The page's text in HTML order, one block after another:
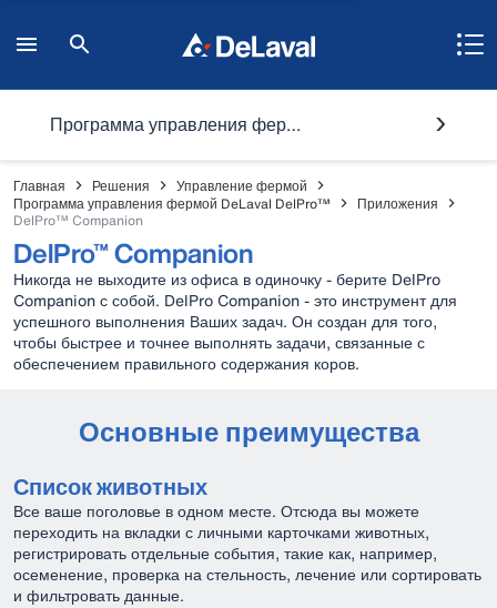
Программа управления фермой DeLaval DelPro™
Главная Решения
Управление фермой
Программа управления фермой DeLaval DelPro™
Приложения
DelPro™ Companion
DelPro™ Companion
Никогда не выходите из офиса в одиночку - берите DelPro
Companion с собой. DelPro Companion - это инструмент для
успешного выполнения Ваших задач. Он создан для того,
чтобы быстрее и точнее выполнять задачи, связанные с
обеспечением правильного содержания коров.
Основные преимущества
Список животных
Все ваше поголовье в одном месте. Отсюда вы можете
переходить на вкладки с личными карточками животных,
регистрировать отдельные события, такие как, например,
осеменение, проверка на стельность, лечение или сортировать
и фильтровать данные.